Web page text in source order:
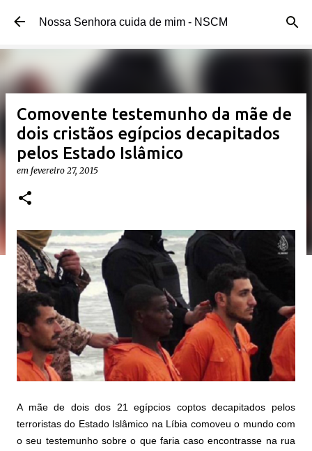
Pular para o conteúdo principal
Nossa Senhora cuida de mim - NSCM
Comovente testemunho da mãe de
dois cristãos egípcios decapitados
pelos Estado Islâmico
em fevereiro 27, 2015
A mãe de dois dos 21 egípcios coptos decapitados pelos
terroristas do Estado Islâmico na Líbia comoveu o mundo com
o seu testemunho sobre o que faria caso encontrasse na rua